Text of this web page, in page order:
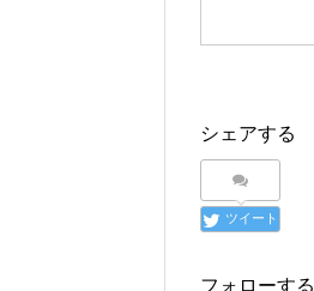
シェアする
ツイート
フォローする